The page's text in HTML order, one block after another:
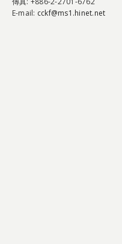
E-mail: cckf@ms1.hinet.net